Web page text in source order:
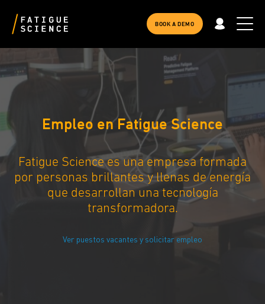
BOOK A DEMO
Empleo en Fatigue Science
Fatigue Science es una empresa formada
por personas brillantes y llenas de energía
que desarrollan una tecnología
transformadora.
Ver puestos vacantes y solicitar empleo